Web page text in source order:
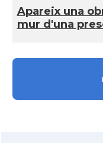
CAMON
Apareix una
mur d'una